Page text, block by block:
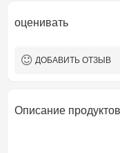
Поддержка сковороды
Принятие
Минимальное количество
оценивать
ДОБАВИТЬ ОТЗЫВ
Описание продуктов